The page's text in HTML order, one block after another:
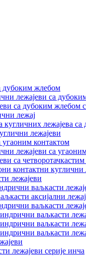
дубоким жлебом
лежајеви са
са дубоким жлебом
лежај
кугличних лежајева
лежајеви
угаоним контактом
лежајеви са
са
контактни куглични
лежајеви
ваљкасти
аксијални
ваљкасти
ваљкасти
ваљкасти
ваљкасти
лежајеви серије инча